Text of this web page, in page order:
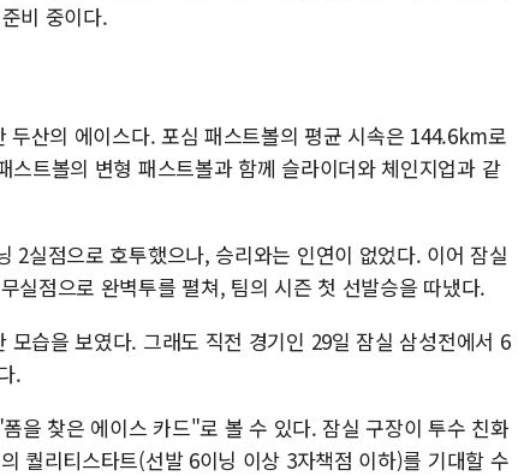
비 중이다.
산의 에이스다. 포심 패스트볼의 평균 시속은 144.6km로
트볼의 변형 패스트볼과 함께 슬라이더와 체인지업과 같
2실점으로 호투했으나, 승리와는 인연이 없었다. 이어 잠실
실점으로 완벽투를 펼쳐, 팀의 시즌 첫 선발승을 따냈다.
습을 보였다. 그래도 직전 경기인 29일 잠실 삼성전에서 6
.
을 찾은 에이스 카드"로 볼 수 있다. 잠실 구장이 투수 친화
퀄리티스타트(선발 6이닝 이상 3자책점 이하)를 기대할 수